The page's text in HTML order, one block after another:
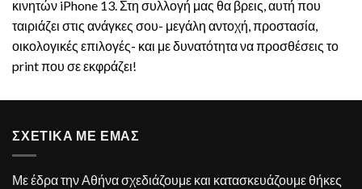
κινητών iPhone 13. Στη συλλογή μας θα βρεις, αυτή που
ταιριάζει στις ανάγκες σου- μεγάλη αντοχή, προστασία,
οικολογικές επιλογές- και με δυνατότητα να προσθέσεις το
print που σε εκφράζει!
ΣΧΕΤΙΚΑ ΜΕ ΕΜΑΣ
Με έδρα την Αθήνα σχεδιάζουμε και κατασκευάζουμε θήκες